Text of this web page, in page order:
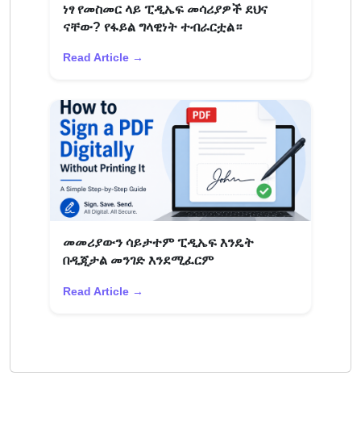
ነፃ የመስመር ላይ ፒዲኤፍ መሳሪያዎች ደህና
ናቸው? የፋይል ግላዊነት ተብራርቷል።
Read Article →
መመሪያውን ሳይታተም ፒዲኤፍ እንዴት
በዲጂታል መንገድ እንደሚፈርም
Read Article →